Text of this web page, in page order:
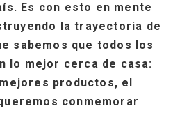
Es con esto en mente
la trayectoria de
sabemos que todos los
lo mejor cerca de casa:
productos, el
conmemorar